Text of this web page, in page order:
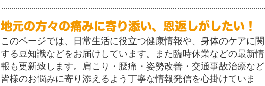
地元の方々の痛みに寄り添い、恩返しがしたい！
このページでは、日常生活に役立つ健康情報や、身体のケアに関
する豆知識などをお届けしています。また臨時休業などの最新情
報も更新致します。肩こり・腰痛・姿勢改善・交通事故治療など
皆様のお悩みに寄り添えるよう丁寧な情報発信を心掛けていま